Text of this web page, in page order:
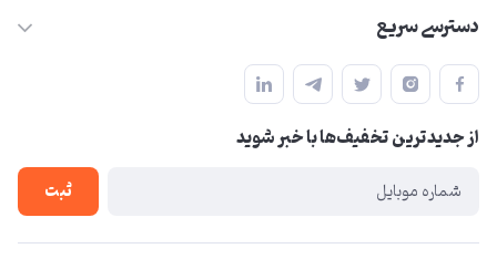
09210446578
herzeonline@gmail.com
مشهد مقدس ،خیابان امام رضا(ع) ، حرم مطهر رضوی ، فلکه آب ، بازار
امام رضا (ع)
دسترسی سریع
حساب کاربری
مجله فروشگاه
لیست محصولات
درباره ما
از جدید‌ترین تخفیف‌ها با‌ خبر شوید
ثبت